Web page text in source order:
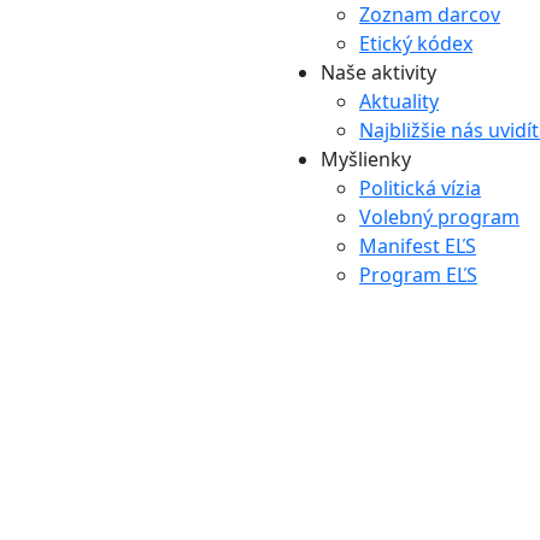
Zoznam darcov
Etický kódex
Naše aktivity
Aktuality
Najbližšie nás
Myšlienky
Politická vízia
Volebný program
Manifest EĽS
Program EĽS